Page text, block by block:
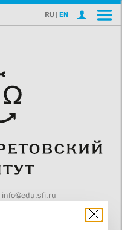
RU | EN
info@edu.sfi.ru